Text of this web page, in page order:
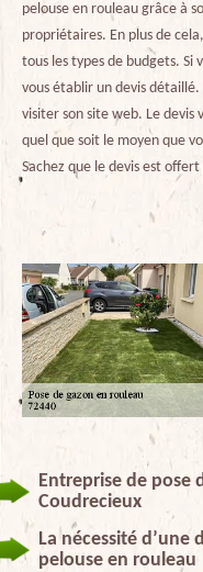
pelouse en rouleau grâce à
propriétaires. En plus de
tous les types de budgets. Si
vous établir un devis détaillé.
visiter son site web. Le devis
quel que soit le moyen que
Sachez que le devis est
Entreprise de pose
Coudrecieux
La nécessité d’une
pelouse en rouleau